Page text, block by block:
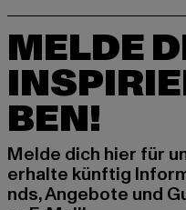
MELDE
BEN!
Melde dich hier für
erhalte künftig
nds, Angebote und